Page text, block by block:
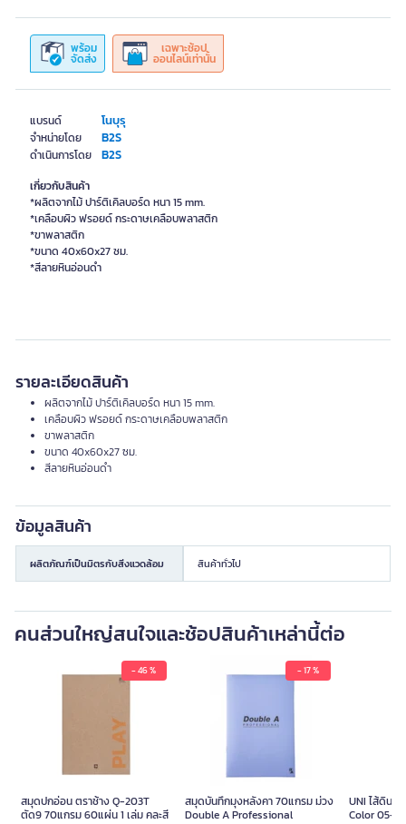
แบรนด์ โนบุรุ
จำหน่ายโดย B2S
ดำเนินการโดย B2S
พร้อม
จัดส่ง
เฉพาะช้อป
ออนไลน์เท่านั้น
เกี่ยวกับสินค้า
*ผลิตจากไม้ ปาร์ติเคิลบอร์ด หนา 15 mm.
*เคลือบผิว ฟรอยด์ กระดาษเคลือบพลาสติก
*ขาพลาสติก
*ขนาด 40x60x27 ซม.
รายละเอียดสินค้า
ผลิตจากไม้ ปาร์ติเคิลบอร์ด หนา 15 mm.
เคลือบผิว ฟรอยด์ กระดาษเคลือบพลาสติก
ขาพลาสติก
ขนาด 40x60x27 ซม.
สีลายหินอ่อนดำ
ข้อมูลสินค้า
ผลิตภัณฑ์เป็นมิตรกับสิ่งแวดล้อม สินค้าทั่วไป
คนส่วนใหญ่สนใจและช้อปสินค้าเหล่านี้ต่อ
- 46 %
สมุดปกอ่อน ตราช้าง Q-203T
ตัด9 70แกรม 60แผ่น 1 เล่ม คละสี
- 17 %
สมุดบันทึกมุงหลังคา 70แกรม ม่วง
Double A Professional
UNI ไส้ดินส
Color 05-